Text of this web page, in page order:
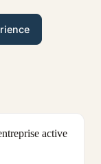
active